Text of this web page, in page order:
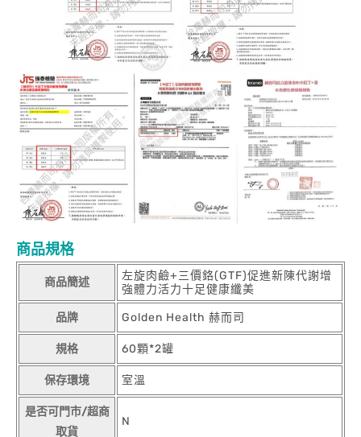
商品規格
商品簡述
左旋肉鹼+三價鉻(GTF)促進新陳代謝增
強體力活力十足健康纖美
品牌 Golden Health 赫而司
規格 60顆*2罐
保存環境 室溫
是否可門市/超商
取貨
N